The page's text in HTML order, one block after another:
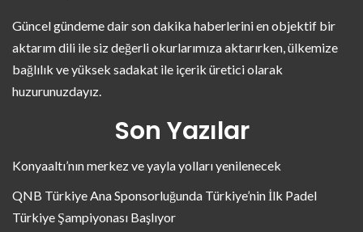
Güncel gündeme dair son dakika haberlerini en objektif bir
aktarım dili ile siz değerli okurlarımıza aktarırken, ülkemize
bağlılık ve yüksek sadakat ile içerik üretici olarak
huzurunuzdayız.
Son Yazılar
Konyaaltı’nın merkez ve yayla yolları yenilenecek
QNB Türkiye Ana Sponsorluğunda Türkiye’nin İlk Padel
Türkiye Şampiyonası Başlıyor